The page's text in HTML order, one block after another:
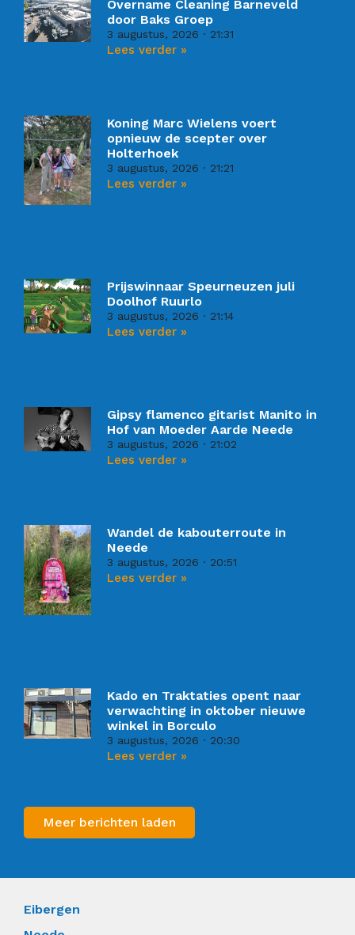
Overname Cleaning Barneveld
door Baks Groep
3 augustus, 2026 21:31
Lees verder »
Koning Marc Wielens voert
opnieuw de scepter over
Holterhoek
3 augustus, 2026 21:21
Lees verder »
Prijswinnaar Speurneuzen juli
Doolhof Ruurlo
3 augustus, 2026 21:14
Lees verder »
Gipsy flamenco gitarist Manito in
Hof van Moeder Aarde Neede
3 augustus, 2026 21:02
Lees verder »
Wandel de kabouterroute in
Neede
3 augustus, 2026 20:51
Lees verder »
Kado en Traktaties opent naar
verwachting in oktober nieuwe
winkel in Borculo
3 augustus, 2026 20:30
Lees verder »
Meer berichten laden
Eibergen